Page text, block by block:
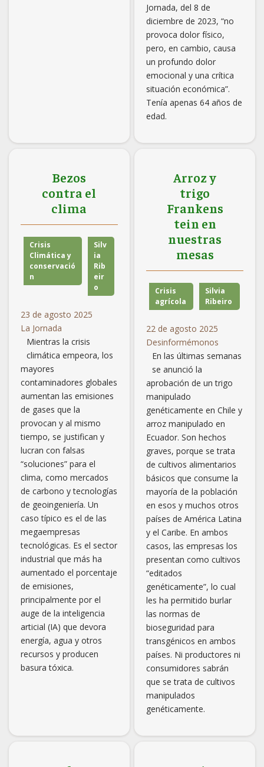
Jornada, del 8 de
diciembre de 2023, “no
provoca dolor físico,
pero, en cambio, causa
un profundo dolor
emocional y una crítica
situación económica”.
Tenía apenas 64 años de
edad.
Bezos
contra el
clima
Crisis
Climática y
conservació
n
Silv
ia
Rib
eir
o
23 de agosto 2025
La Jornada
Mientras la crisis
climática empeora, los
mayores
contaminadores globales
aumentan las emisiones
de gases que la
provocan y al mismo
tiempo, se justifican y
lucran con falsas
“soluciones” para el
clima, como mercados
de carbono y tecnologías
de geoingeniería. Un
caso típico es el de las
megaempresas
tecnológicas. Es el sector
industrial que más ha
aumentado el porcentaje
de emisiones,
principalmente por el
auge de la inteligencia
articial (IA) que devora
energía, agua y otros
recursos y producen
basura tóxica.
Arroz y
trigo
Frankens
tein en
nuestras
mesas
Crisis
agrícola
Silvia
Ribeiro
22 de agosto 2025
Desinformémonos
En las últimas semanas
se anunció la
aprobación de un trigo
manipulado
genéticamente en Chile y
arroz manipulado en
Ecuador. Son hechos
graves, porque se trata
de cultivos alimentarios
básicos que consume la
mayoría de la población
en esos y muchos otros
países de América Latina
y el Caribe. En ambos
casos, las empresas los
presentan como cultivos
“editados
genéticamente”, lo cual
les ha permitido burlar
las normas de
bioseguridad para
transgénicos en ambos
países. Ni productores ni
consumidores sabrán
que se trata de cultivos
manipulados
genéticamente.